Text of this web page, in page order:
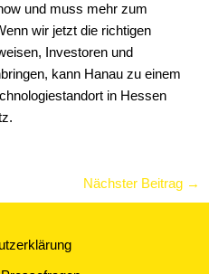
und muss mehr zum
wir jetzt die richtigen
Investoren und
kann Hanau zu einem
in Hessen
Nächster Beitrag →